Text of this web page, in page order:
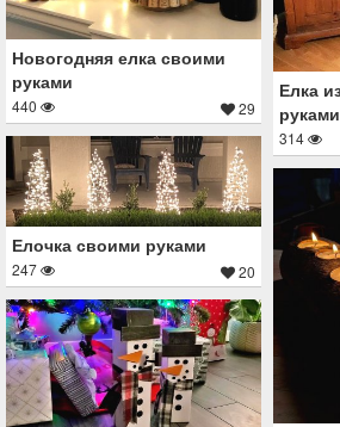
Новогодняя елка своими
руками
440 29
Елка
руками
314
Елочка своими руками
247 20